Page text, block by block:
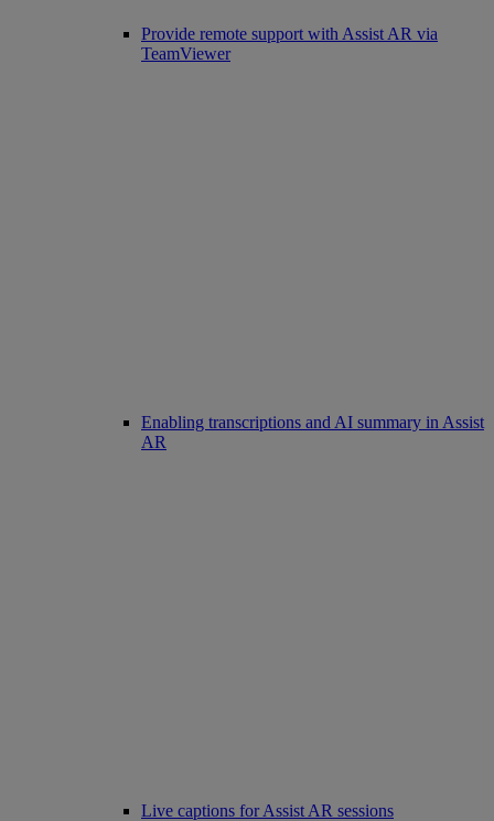
Provide remote support with Assist AR via
TeamViewer
Enabling transcriptions and AI summary in Assist
AR
Live captions for Assist AR sessions